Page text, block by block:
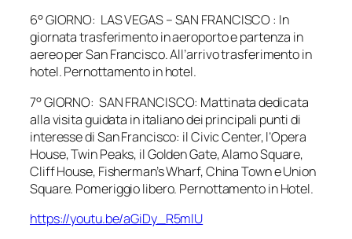
6° GIORNO: LAS VEGAS – SAN FRANCISCO : In
giornata trasferimento in aeroporto e partenza in
aereo per San Francisco. All’arrivo trasferimento in
hotel. Pernottamento in hotel.
7° GIORNO: SAN FRANCISCO: Mattinata dedicata
alla visita guidata in italiano dei principali punti di
interesse di San Francisco: il Civic Center, l’Opera
House, Twin Peaks, il Golden Gate, Alamo Square,
Cliff House, Fisherman’s Wharf, China Town e Union
Square. Pomeriggio libero. Pernottamento in Hotel.
https://youtu.be/aGiDy_R5mlU